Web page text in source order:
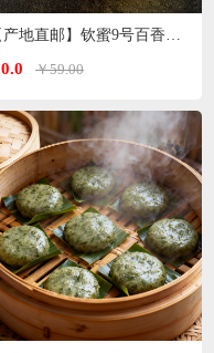
【产地直邮】钦蜜9号百香果 净重3斤特大果（单果70-90g）广西发货
0.0 ￥59.00